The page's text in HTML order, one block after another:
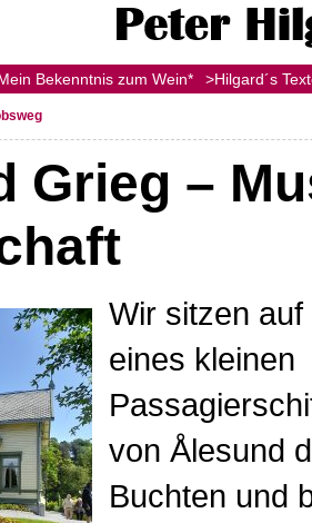
Bekenntnis zum Wein* >Hilgard´s
Grieg –
Wir sitzen
eines kleinen
von Ålesund
Buchten und